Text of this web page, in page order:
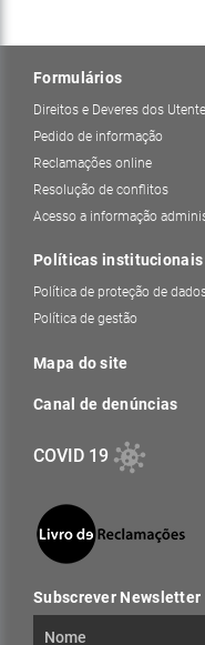
Formulários
Direitos e Deveres dos
Pedido de informação
Reclamações online
Resolução de conflitos
Acesso a informação
Políticas institucionais
Política de proteção de
Política de gestão
Mapa do site
Canal de denúncias
COVID 19
Subscrever Newsletter